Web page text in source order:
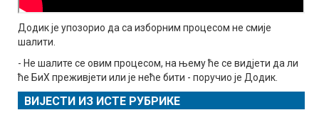
Додик је упозорио да са изборним процесом не смије
шалити.
- Не шалите се овим процесом, на њему ће се видјети да ли
ће БиХ преживјети или је неће бити - поручио је Додик.
ВИЈЕСТИ ИЗ ИСТЕ РУБРИКЕ